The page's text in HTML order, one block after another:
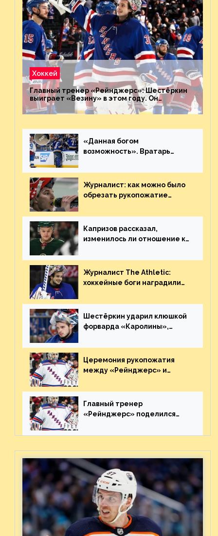
Хоккей
Главный тренер «Рейнджерс»: Шестёркин
выиграет «Везину» в этом году. Он
невероятен
«Данная богом
возможность». Вратарь
броске бутылкой в Кадри
Журналист: как можно было
обрезать рукопожатие
Плохая работа, ESPN
Капризов рассказал,
изменилось ли отношение к
Украине
Журналист The Athletic:
хоккейные боги наградили
великолепную игру
Шестёркин ударил клюшкой
форварда «Каролины»,
пятаке. Видео
Церемония рукопожатия
между «Рейнджерс» и
матча плей-офф. Видео
Главный тренер
«Рейнджерс» поделился
предстоящего финала